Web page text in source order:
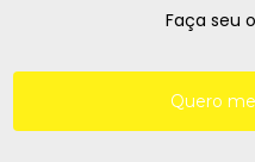
Faça seu
Quero